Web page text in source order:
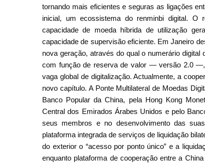
tornando mais eficientes e seguras as ligações
inicial, um ecossistema do renminbi digital. O
capacidade de moeda híbrida de utilização
capacidade de supervisão eficiente. Em Janeiro
nova geração, através do qual o numerário digital
com função de reserva de valor — versão 2.0
vaga global de digitalização. Actualmente, a
novo capítulo. A Ponte Multilateral de Moedas
Banco Popular da China, pela Hong Kong
Central dos Emirados Árabes Unidos e pelo
seus membros e no desenvolvimento das
plataforma integrada de serviços de liquidação
do exterior o “acesso por ponto único” e a
enquanto plataforma de cooperação entre a